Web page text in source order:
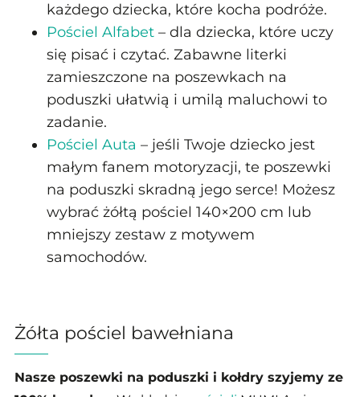
każdego dziecka, które kocha podróże.
Pościel Alfabet – dla dziecka, które uczy
się pisać i czytać. Zabawne literki
zamieszczone na poszewkach na
poduszki ułatwią i umilą maluchowi to
zadanie.
Pościel Auta – jeśli Twoje dziecko jest
małym fanem motoryzacji, te poszewki
na poduszki skradną jego serce! Możesz
wybrać żółtą pościel 140×200 cm lub
mniejszy zestaw z motywem
samochodów.
Żółta pościel bawełniana
Nasze poszewki na poduszki i kołdry szyjemy ze